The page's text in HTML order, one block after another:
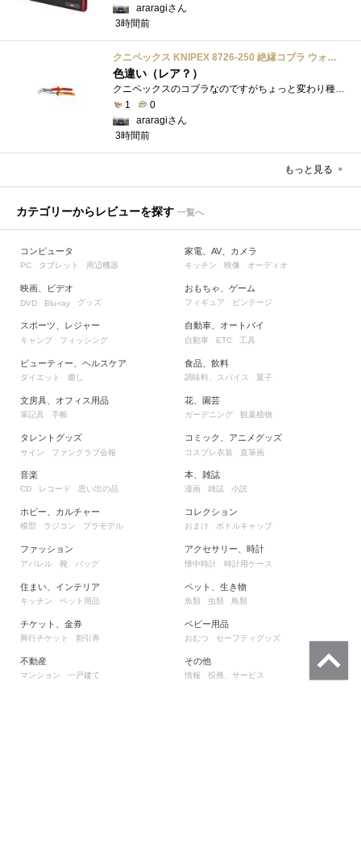
araragiさん
3時間前
クニペックス KNIPEX 8726-250 絶縁コブラ ウォーターポンププライヤー 1000V
色違い（レア？）
1
0
araragiさん
3時間前
もっと見る
カテゴリーからレビューを探す 一覧へ
コンピュータ
PC タブレット 周辺機器
映画、ビデオ
DVD Blu-ray グッズ
スポーツ、レジャー
キャンプ フィッシング
ビューティー、ヘルスケア
ダイエット 癒し
文房具、オフィス用品
筆記具 手帳
タレントグッズ
サイン ファンクラブ会報
家電、AV、カメラ
キッチン 映像 オーディオ
おもちゃ、ゲーム
フィギュア ビンテージ
自動車、オートバイ
自動車 ETC 工具
食品、飲料
調味料、スパイス 菓子
花、園芸
ガーデニング 観葉植物
コミック、アニメグッズ
コスプレ衣装 直筆画
音楽
CD レコード 思い出の品
ホビー、カルチャー
模型 ラジコン プラモデル
ファッション
アパレル 靴 バッグ
住まい、インテリア
キッチン ペット用品
チケット、金券
興行チケット 割引券
不動産
マンション 一戸建て
本、雑誌
漫画 雑誌 小説
コレクション
おまけ ボトルキャップ
アクセサリー、時計
懐中時計 時計用ケース
ペット、生き物
魚類 虫類 鳥類
ベビー用品
おむつ セーフティグッズ
その他
情報 役務、サービス